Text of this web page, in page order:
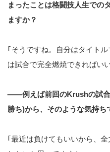
まったことは格闘技人生での
ますか？
｢そうですね。自分はタイト
は試合で完全燃焼できればい
――例えば前回のKrushの試合
勝ち)から、そのような気持ち
｢最近は負けてもいいから、